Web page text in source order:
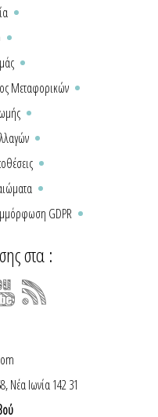
Μεταφορικών
GDPR
στα :
Νέα Ιωνία 142 31